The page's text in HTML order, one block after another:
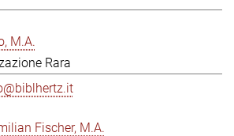
M.A.
Rara
Fischer, M.A.